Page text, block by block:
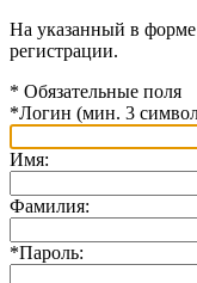
На указанный в форме
регистрации.
* Обязательные поля
*Логин (мин. 3
Имя:
Фамилия:
*Пароль: